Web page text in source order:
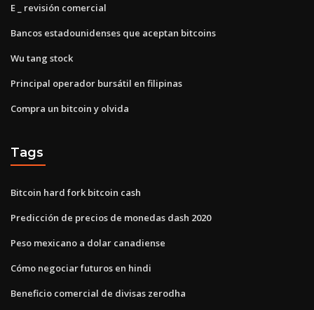
E _ revisión comercial
Bancos estadounidenses que aceptan bitcoins
Wu tang stock
Principal operador bursátil en filipinas
Compra un bitcoin y olvida
Tags
Bitcoin hard fork bitcoin cash
Predicción de precios de monedas dash 2020
Peso mexicano a dolar canadiense
Cómo negociar futuros en hindi
Beneficio comercial de divisas zerodha